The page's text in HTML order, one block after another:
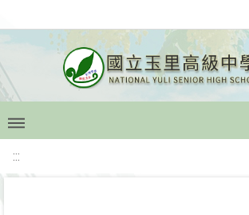
:::